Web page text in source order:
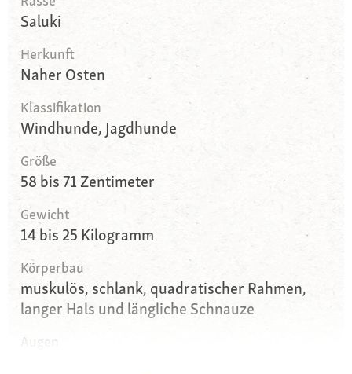
Saluki
Herkunft
Naher Osten
Klassifikation
Windhunde, Jagdhunde
Größe
58 bis 71 Zentimeter
Gewicht
14 bis 25 Kilogramm
Körperbau
muskulös, schlank, quadratischer Rahmen,
langer Hals und längliche Schnauze
Augen